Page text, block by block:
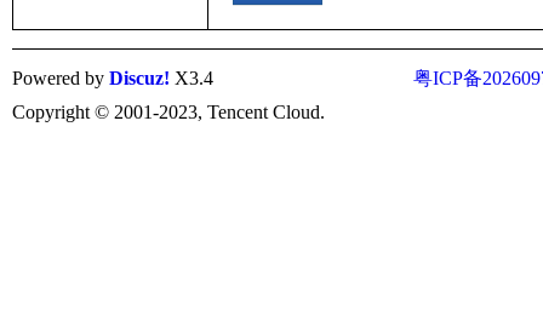
粤ICP备
Powered by Discuz! X3.4
Copyright © 2001-2023, Tencent Cloud.